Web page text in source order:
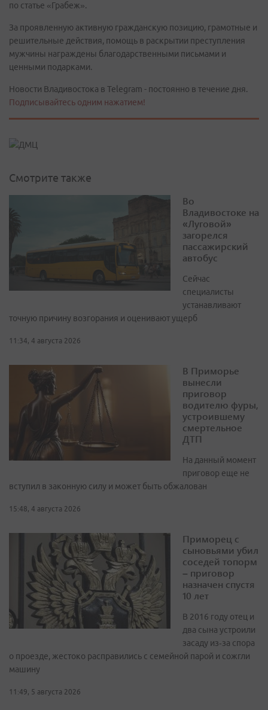
по статье «Грабеж».
За проявленную активную гражданскую позицию, грамотные и
решительные действия, помощь в раскрытии преступления
мужчины награждены благодарственными письмами и
ценными подарками.
Новости Владивостока в Telegram - постоянно в течение дня.
Подписывайтесь одним нажатием!
Смотрите также
Во
Владивостоке на
«Луговой»
загорелся
пассажирский
автобус
Сейчас
специалисты
устанавливают
точную причину возгорания и оценивают ущерб
11:34, 4 августа 2026
В Приморье
вынесли
приговор
водителю фуры,
устроившему
смертельное
ДТП
На данный момент
приговор еще не
вступил в законную силу и может быть обжалован
15:48, 4 августа 2026
Приморец с
сыновьями убил
соседей топорм
– приговор
назначен спустя
10 лет
В 2016 году отец и
два сына устроили
засаду из‑за спора
о проезде, жестоко расправились с семейной парой и сожгли
машину
11:49, 5 августа 2026